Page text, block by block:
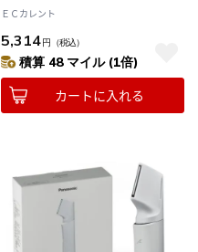
ＥＣカレント
5,314円 （税込）
積算 48 マイル (1倍)
カートに入れる